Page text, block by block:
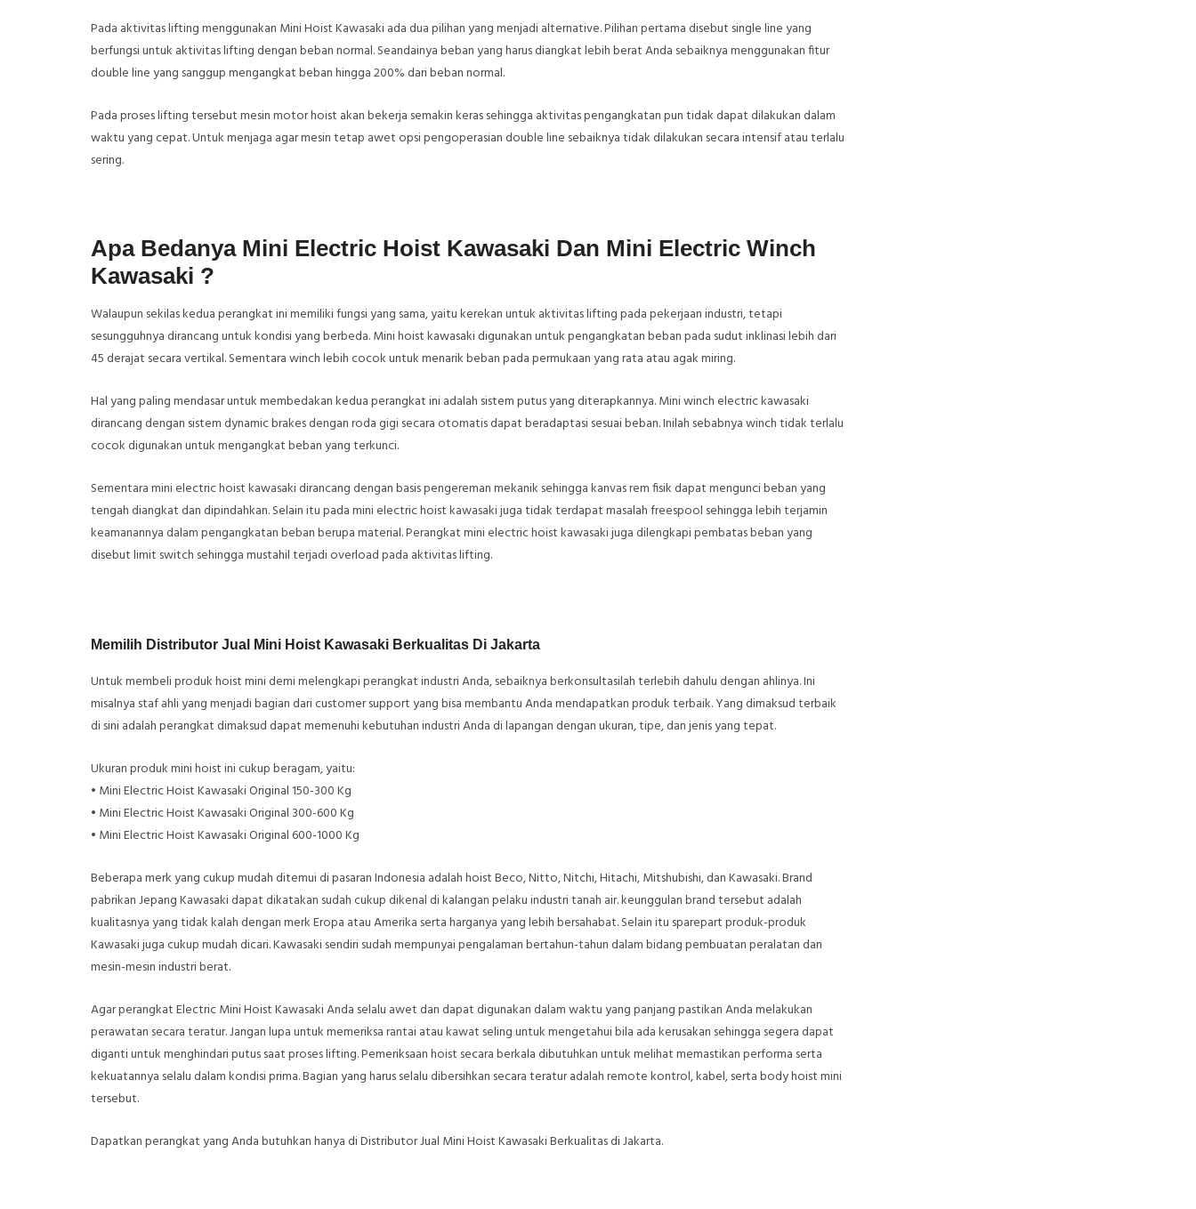
Pada aktivitas lifting menggunakan Mini Hoist Kawasaki ada dua pilihan yang menjadi alternative. Pilihan pertama disebut single line yang
berfungsi untuk aktivitas lifting dengan beban normal. Seandainya beban yang harus diangkat lebih berat Anda sebaiknya menggunakan fitur
double line yang sanggup mengangkat beban hingga 200% dari beban normal.
Pada proses lifting tersebut mesin motor hoist akan bekerja semakin keras sehingga aktivitas pengangkatan pun tidak dapat dilakukan dalam
waktu yang cepat. Untuk menjaga agar mesin tetap awet opsi pengoperasian double line sebaiknya tidak dilakukan secara intensif atau terlalu
sering.
Apa Bedanya Mini Electric Hoist Kawasaki Dan Mini Electric Winch
Kawasaki ?
Walaupun sekilas kedua perangkat ini memiliki fungsi yang sama, yaitu kerekan untuk aktivitas lifting pada pekerjaan industri, tetapi
sesungguhnya dirancang untuk kondisi yang berbeda. Mini hoist kawasaki digunakan untuk pengangkatan beban pada sudut inklinasi lebih dari
45 derajat secara vertikal. Sementara winch lebih cocok untuk menarik beban pada permukaan yang rata atau agak miring.
Hal yang paling mendasar untuk membedakan kedua perangkat ini adalah sistem putus yang diterapkannya. Mini winch electric kawasaki
dirancang dengan sistem dynamic brakes dengan roda gigi secara otomatis dapat beradaptasi sesuai beban. Inilah sebabnya winch tidak terlalu
cocok digunakan untuk mengangkat beban yang terkunci.
Sementara mini electric hoist kawasaki dirancang dengan basis pengereman mekanik sehingga kanvas rem fisik dapat mengunci beban yang
tengah diangkat dan dipindahkan. Selain itu pada mini electric hoist kawasaki juga tidak terdapat masalah freespool sehingga lebih terjamin
keamanannya dalam pengangkatan beban berupa material. Perangkat mini electric hoist kawasaki juga dilengkapi pembatas beban yang
disebut limit switch sehingga mustahil terjadi overload pada aktivitas lifting.
Memilih Distributor Jual Mini Hoist Kawasaki Berkualitas Di Jakarta
Untuk membeli produk hoist mini demi melengkapi perangkat industri Anda, sebaiknya berkonsultasilah terlebih dahulu dengan ahlinya. Ini
misalnya staf ahli yang menjadi bagian dari customer support yang bisa membantu Anda mendapatkan produk terbaik. Yang dimaksud terbaik
di sini adalah perangkat dimaksud dapat memenuhi kebutuhan industri Anda di lapangan dengan ukuran, tipe, dan jenis yang tepat.
Ukuran produk mini hoist ini cukup beragam, yaitu:
• Mini Electric Hoist Kawasaki Original 150-300 Kg
• Mini Electric Hoist Kawasaki Original 300-600 Kg
• Mini Electric Hoist Kawasaki Original 600-1000 Kg
Beberapa merk yang cukup mudah ditemui di pasaran Indonesia adalah hoist Beco, Nitto, Nitchi, Hitachi, Mitshubishi, dan Kawasaki. Brand
pabrikan Jepang Kawasaki dapat dikatakan sudah cukup dikenal di kalangan pelaku industri tanah air. keunggulan brand tersebut adalah
kualitasnya yang tidak kalah dengan merk Eropa atau Amerika serta harganya yang lebih bersahabat. Selain itu sparepart produk-produk
Kawasaki juga cukup mudah dicari. Kawasaki sendiri sudah mempunyai pengalaman bertahun-tahun dalam bidang pembuatan peralatan dan
mesin-mesin industri berat.
Agar perangkat Electric Mini Hoist Kawasaki Anda selalu awet dan dapat digunakan dalam waktu yang panjang pastikan Anda melakukan
perawatan secara teratur. Jangan lupa untuk memeriksa rantai atau kawat seling untuk mengetahui bila ada kerusakan sehingga segera dapat
diganti untuk menghindari putus saat proses lifting. Pemeriksaan hoist secara berkala dibutuhkan untuk melihat memastikan performa serta
kekuatannya selalu dalam kondisi prima. Bagian yang harus selalu dibersihkan secara teratur adalah remote kontrol, kabel, serta body hoist mini
tersebut.
Dapatkan perangkat yang Anda butuhkan hanya di Distributor Jual Mini Hoist Kawasaki Berkualitas di Jakarta.